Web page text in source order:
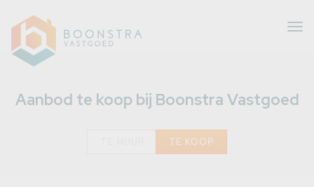
Aanbod te koop bij Boonstra Vastgoed
TE KOOP